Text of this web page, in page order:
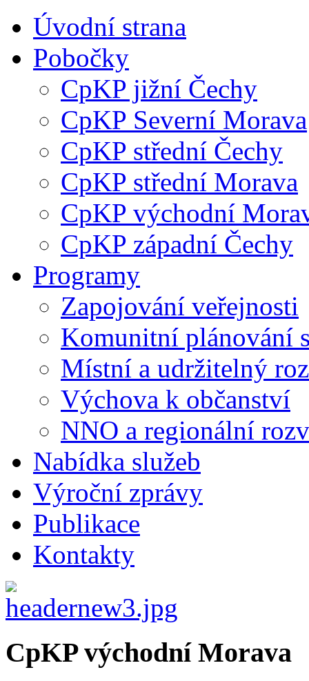
Úvodní strana
Pobočky
CpKP jižní Čechy
CpKP Severní Morava
CpKP střední Čechy
CpKP střední Morava
CpKP východní
CpKP západní Čechy
Programy
Zapojování veřejnosti
Komunitní plánování
Místní a udržitelný
Výchova k občanství
NNO a regionální
Nabídka služeb
Výroční zprávy
Publikace
Kontakty
CpKP východní Morava